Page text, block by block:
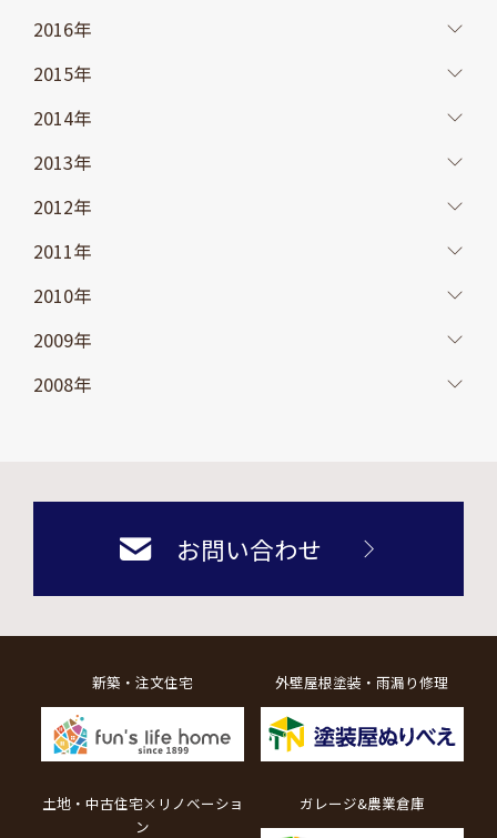
2016年
2015年
2014年
2013年
2012年
2011年
2010年
2009年
2008年
お問い合わせ
新築・注文住宅 外壁屋根塗装・雨漏り修理
土地・中古住宅×リノベーショ
ン
ガレージ&農業倉庫